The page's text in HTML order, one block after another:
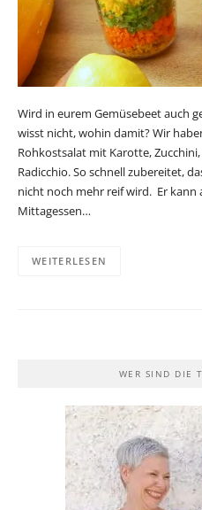
Wird in eurem Gemüsebeet auch
wisst nicht, wohin damit? Wir
Rohkostsalat mit Karotte,
Radicchio. So schnell zubereitet,
nicht noch mehr reif wird. Er kann
Mittagessen…
WEITERLESEN
WER SIND DIE